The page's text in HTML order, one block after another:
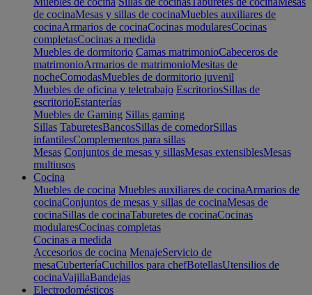
de cocinaMesas y sillas de cocinaMuebles auxiliares de
cocinaArmarios de cocinaCocinas modularesCocinas
completasCocinas a medida
Muebles de dormitorio Camas matrimonioCabeceros de
matrimonioArmarios de matrimonioMesitas de
nocheComodasMuebles de dormitorio juvenil
Muebles de oficina y teletrabajo EscritoriosSillas de
escritorioEstanterías
Muebles de Gaming Sillas gaming
Sillas TaburetesBancosSillas de comedorSillas
infantilesComplementos para sillas
Mesas Conjuntos de mesas y sillasMesas extensiblesMesas
multiusos
Cocina
Muebles de cocina Muebles auxiliares de cocinaArmarios de
cocinaConjuntos de mesas y sillas de cocinaMesas de
cocinaSillas de cocinaTaburetes de cocinaCocinas
modularesCocinas completas
Cocinas a medida
Accesorios de cocina MenajeServicio de
mesaCuberteríaCuchillos para chefBotellasUtensilios de
cocinaVajillaBandejas
Electrodomésticos